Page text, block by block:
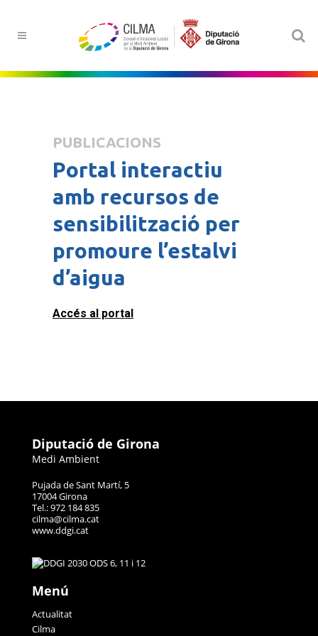
PUBLICACIONS
Portal interactiu
amb recursos de
sensibilització per
promoure l’estalvi
d’aigua
Accés al portal
Diputació de Girona
Medi Ambient
Pujada de Sant Martí, 5
17004 Girona
Tel.: 972 184 835
cilma@cilma.cat
www.ddgi.cat
Menú
Actualitat
Cilma